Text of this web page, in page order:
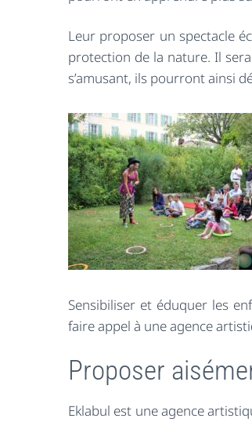
Leur proposer un spectacle
protection de la nature. Il
s’amusant, ils pourront ainsi
Sensibiliser et éduquer les
faire appel à une agence
Proposer
Eklabul est une agence